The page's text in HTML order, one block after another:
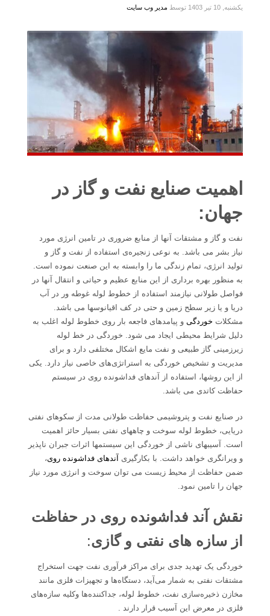
یکشنبه, 10 تیر 1403 توسط مدیر وب سایت
اهمیت صنایع نفت و گاز در
جهان:
نفت و گاز و مشتقات آنها از منابع ضروری در تامین انرژی مورد
نیاز بشر می باشد. به نوعی زنجیره‌ی استفاده از نفت و گاز و
تولید انرژی، تمام زندگی ما را وابسته به این صنعت نموده است.
به منظور بهره برداری از این منابع عظیم و حیاتی و انتقال آنها در
فواصل طولانی نیازمند استفاده از خطوط لوله غوطه ور در آب
دریا و یا زیر سطح زمین و حتی در کف اقیانوسها می باشد.
مشکلات خوردگی و پیامدهای فاجعه بار روی خطوط لوله اغلب به
دلیل شرایط محیطی ایجاد می شود. خوردگی در خط لوله
زیرزمینی گاز طبیعی و نفت مایع اشکال مختلفی دارد و برای
مدیریت و تشخیص خوردگی به استراتژی‌های خاصی نیاز دارد. یکی
از این روشها، استفاده از آندهای فداشونده روی در سیستم
حفاظت کاتدی می باشد.
در صنایع نفت و پتروشیمی حفاظت طولانی مدت از سکوهای نفتی
دریایی، خطوط لوله سوخت و چاههای نفتی بسیار حائز اهمیت
است. آسیبهای ناشی از خوردگی این سیستمها اثرات جبران ناپذیر
و ویرانگری خواهد داشت. با بکارگیری آندهای فداشونده روی،
ضمن حفاظت از محیط زیست می توان سوخت و انرژی مورد نیاز
جهان را تامین نمود.
نقش آند فداشونده روی در حفاظت
از سازه های نفتی و گازی:
خوردگی یک تهدید جدی برای مراکز فرآوری نفت جهت استخراج
مشتقات نفتی به شمار می‌آید، دستگاه‌ها و تجهیزات فلزی مانند
مخازن ذخیره‌سازی نفت، خطوط لوله، جداکننده‌ها وکلیه سازه‌های
فلزی در معرض این آسیب قرار دارند .